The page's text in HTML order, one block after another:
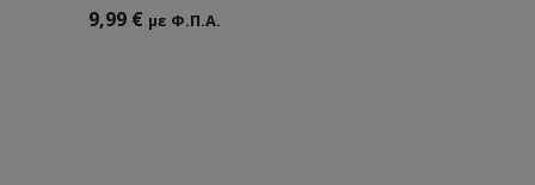
9,99 € με Φ.Π.Α.